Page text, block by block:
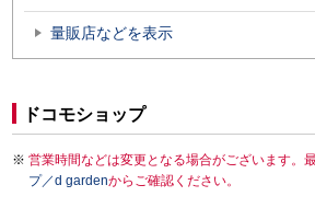
量販店などを表示
ドコモショップ
営業時間などは変更となる場合がございます。
プ／d gardenからご確認ください。